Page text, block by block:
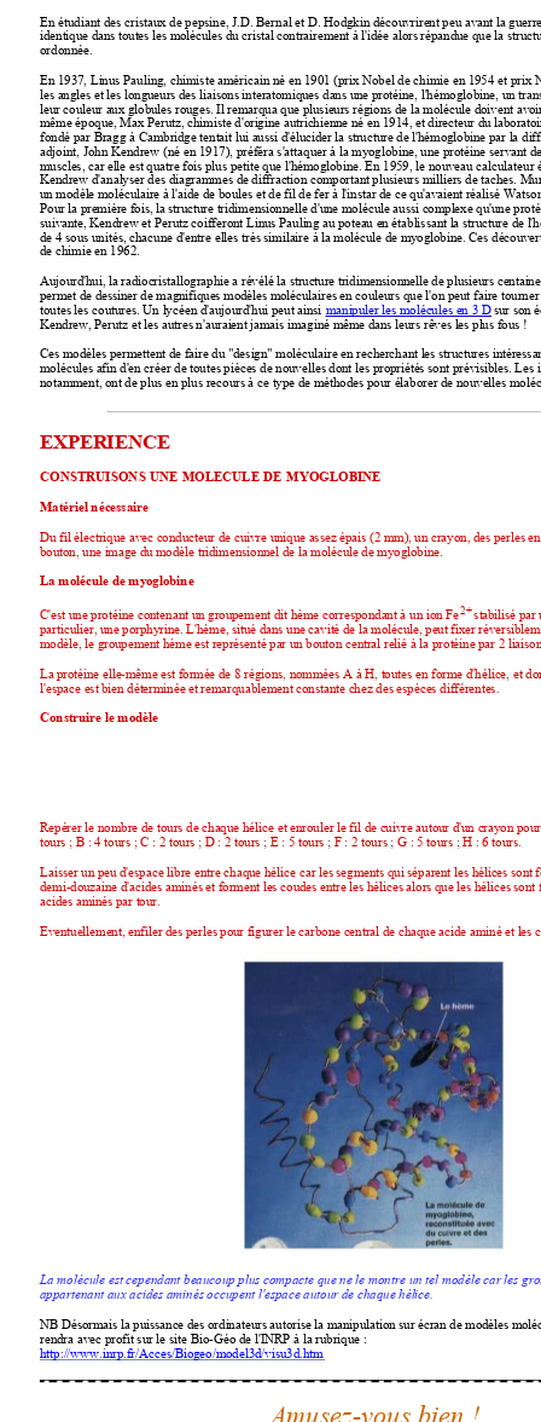
En étudiant des cristaux de pepsine, J.D. Bernal et D. Hodgkin découvrirent peu avant la
identique dans toutes les molécules du cristal contrairement à l'idée alors répandue que la
ordonnée.
En 1937, Linus Pauling, chimiste américain né en 1901 (prix Nobel de chimie en 1954 et prix
les angles et les longueurs des liaisons interatomiques dans une protéine,
l'hémoglobine, un
leur couleur aux globules rouges. Il remarqua que plusieurs régions de la molécule doivent
même époque, Max Perutz, chimiste d'origine autrichienne né en 1914, et directeur du
fondé par Bragg à Cambridge tentait lui aussi d'élucider la structure de l'hémoglobine par la
adjoint, John Kendrew (né en
1917), préféra s'attaquer à la myoglobine, une protéine servant
muscles, car elle est quatre fois plus petite que l'hémoglobine. En 1959, le nouveau calculateur
Kendrew d'analyser des diagrammes de diffraction comportant plusieurs milliers de taches.
un modèle moléculaire à l'aide de boules et de fil de fer à l'instar de ce qu'avaient réalisé
Pour la première fois, la structure tridimensionnelle d'une molécule aussi complexe qu'une
suivante, Kendrew et Perutz coifferont
Linus Pauling au poteau en établissant la structure de
de 4 sous unités, chacune d'entre elles très similaire à la molécule de myoglobine. Ces
de chimie en 1962.
Aujourd'hui, la radiocristallographie a révélé la structure tridimensionnelle de plusieurs
permet de dessiner de magnifiques modèles moléculaires en couleurs que l'on peut faire
toutes les coutures. Un lycéen d'aujourd'hui peut ainsi
sur son
Kendrew, Perutz et les autres n'auraient jamais imaginé même dans leurs rêves les plus fous !
manipuler les molécules en 3 D
Ces modèles permettent de faire du "design" moléculaire en recherchant les structures
molécules afin d'en créer de toutes pièces de nouvelles dont les propriétés sont prévisibles. Les
notamment, ont de plus en plus recours à ce type de méthodes pour élaborer de nouvelles
EXPERIENCE
CONSTRUISONS UNE MOLECULE DE MYOGLOBINE
Matériel nécessaire
Du fil électrique avec conducteur de cuivre unique assez épais (2 mm), un crayon, des perles
bouton, une image du modèle tridimensionnel de la molécule de myoglobine.
La molécule de myoglobine
C'est une protéine contenant un groupement dit hème correspondant à un ion Fe stabilisé par
particulier, une porphyrine. L'hème, situé dans une cavité de la molécule, peut fixer
modèle, le groupement hème est représenté par un bouton central relié à la protéine par 2
2+
La protéine elle-même est formée de 8 régions, nommées A à H, toutes en forme d'hélice, et
l'espace est bien déterminée et remarquablement constante chez des espèces différentes.
Construire le modèle
Repérer le nombre de tours de chaque hélice et enrouler le fil de cuivre autour d'un crayon
tours ; B : 4 tours ; C : 2 tours ; D : 2 tours ; E : 5 tours ; F : 2 tours ; G : 5 tours ; H : 6 tours.
Laisser un peu d'espace libre entre chaque hélice car les segments qui séparent les hélices sont
demi-douzaine d'acides aminés et forment les coudes entre les hélices alors que les hélices sont
acides aminés par tour.
Eventuellement, enfiler des perles pour figurer le carbone central de chaque acide aminé et les
La molécule est cependant beaucoup plus compacte que ne le montre un tel modèle car les
appartenant aux acides aminés occupent l'espace autour de chaque hélice.
NB Désormais la puissance des ordinateurs autorise la manipulation sur écran de modèles
rendra avec profit sur le site Bio-Géo de l'INRP à
la rubrique :
http://www.inrp.fr/Acces/Biogeo/model3d/visu3d.htm